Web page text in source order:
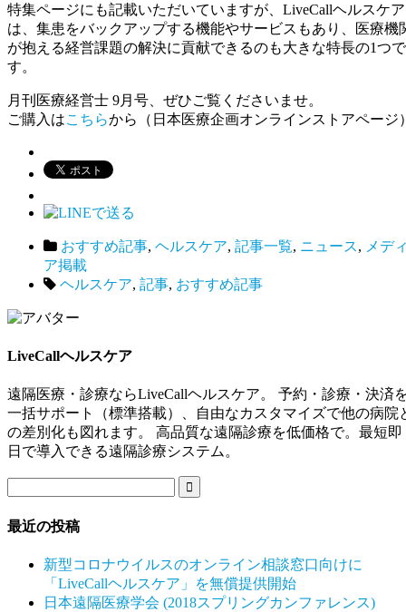
特集ページにも記載いただいていますが、LiveCallヘルスケア
は、集患をバックアップする機能やサービスもあり、医療機
が抱える経営課題の解決に貢献できるのも大きな特長の1つで
す。
月刊医療経営士 9月号、ぜひご覧くださいませ。
ご購入はこちらから（日本医療企画オンラインストアページ
おすすめ記事, ヘルスケア, 記事一覧, ニュース, メデ
ア掲載
ヘルスケア, 記事, おすすめ記事
LiveCallヘルスケア
遠隔医療・診療ならLiveCallヘルスケア。 予約・診療・決済
一括サポート（標準搭載）、自由なカスタマイズで他の病院
の差別化も図れます。 高品質な遠隔診療を低価格で。最短即
日で導入できる遠隔診療システム。

最近の投稿
新型コロナウイルスのオンライン相談窓口向けに
「LiveCallヘルスケア」を無償提供開始
日本遠隔医療学会 (2018スプリングカンファレンス)